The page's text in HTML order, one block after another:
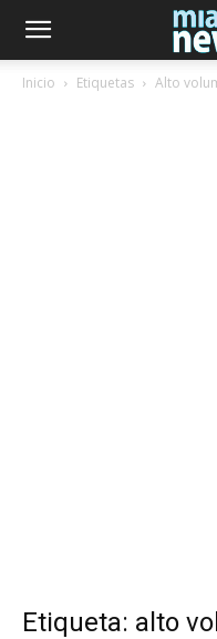
Inicio Etiquetas Alto
Etiqueta: alto